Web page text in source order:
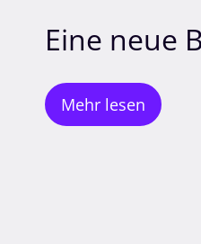
Eine neue
Mehr lesen